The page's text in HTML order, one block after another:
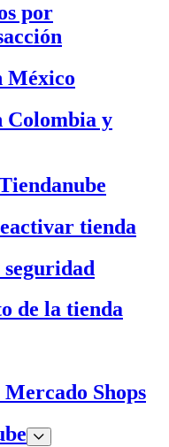
por
México
Colombia y
tienda
de la tienda
Shops